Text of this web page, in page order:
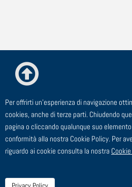
© ESTE Srl - Via Cagliero,
TEL: 02 91 43 44 00 - FAX:
segreteria@este.it - P.I.
Per offrirti un'esperienza di navigazione
cookies, anche di terze parti. Chiudendo
pagina o cliccando qualunque suo
conformità alla nostra Cookie Policy. Per
riguardo ai cookie consulta la nostra